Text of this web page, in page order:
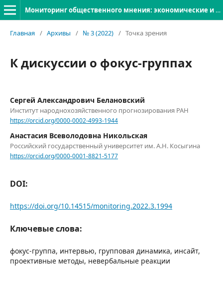
Мониторинг общественного мнения: экономические и социальные перемены
Главная / Архивы / № 3 (2022) / Точка зрения
К дискуссии о фокус-группах
Сергей Александрович Белановский
Институт народнохозяйственного прогнозирования РАН
https://orcid.org/0000-0002-4993-1944
Анастасия Всеволодовна Никольская
Российский государственный университет им. А.Н. Косыгина
https://orcid.org/0000-0001-8821-5177
DOI:
https://doi.org/10.14515/monitoring.2022.3.1994
Ключевые слова:
фокус-группа, интервью, групповая динамика, инсайт,
проективные методы, невербальные реакции